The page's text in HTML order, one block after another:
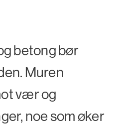
betong bør
Muren
vær og
noe som øker